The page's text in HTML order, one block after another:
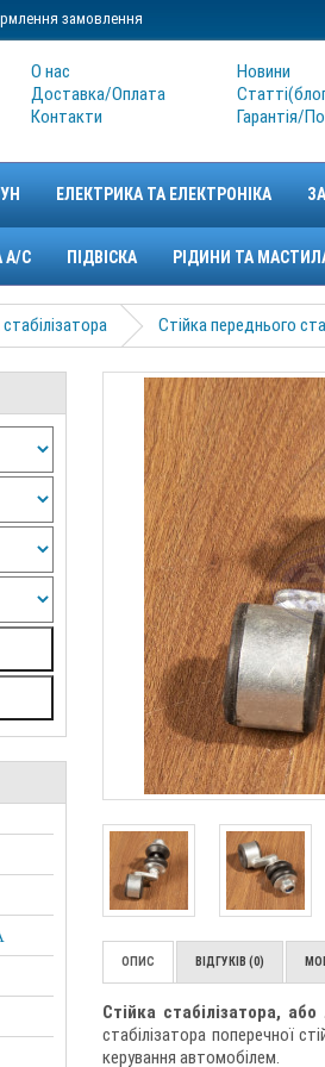
замовлення
О нас
Доставка/Оплата
Контакти
Новини
Гарантiя/
ЕЛЕКТРИКА ТА ЕЛЕКТРОНІКА
C ПІДВІСКА РІДИНИ ТА
Стійка переднього
ОПИС ВІДГУКІВ (0)
Стійка стабілізатора, або
стабілізатора поперечної
керування автомобілем.